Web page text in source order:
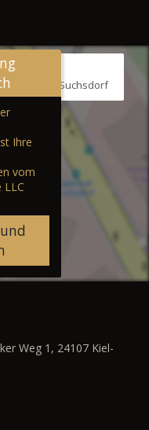
24107 Kiel-Suchsdorf
Ihre
vom
LLC
Weg 1, 24107 Kiel-